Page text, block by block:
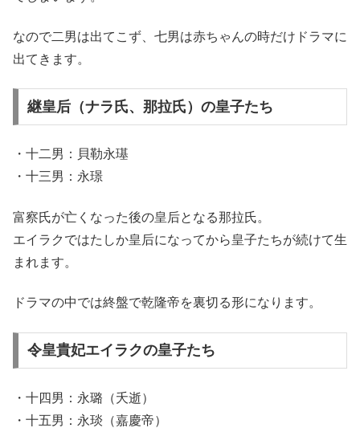
なので二男は出てこず、七男は赤ちゃんの時だけドラマに
出てきます。
継皇后（ナラ氏、那拉氏）の皇子たち
・十二男：貝勒永璂
・十三男：永璟
富察氏が亡くなった後の皇后となる那拉氏。
エイラクではたしか皇后になってから皇子たちが続けて生
まれます。
ドラマの中では終盤で乾隆帝を裏切る形になります。
令皇貴妃エイラクの皇子たち
・十四男：永璐（夭逝）
・十五男：永琰（嘉慶帝）